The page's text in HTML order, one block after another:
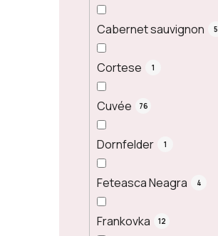
Cabernet sauvignon 5
Cortese 1
Cuvée 76
Dornfelder 1
Feteasca Neagra 4
Frankovka 12